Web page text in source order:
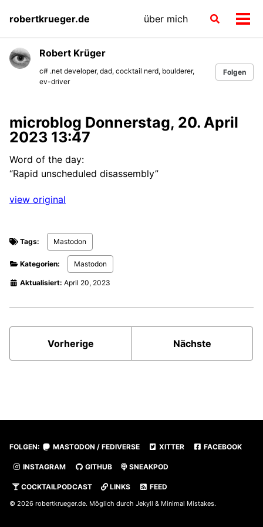
primary
navigation
content
footer
robertkrueger.de über mich
Toggle
Robert Krüger
c# .net developer, dad, cocktail nerd, boulderer,
ev-driver
Folgen
microblog Donnerstag, 20. April
2023 13:47
Word of the day:
“Rapid unscheduled disassembly”
view original
Tags: Mastodon
Kategorien: Mastodon
Aktualisiert: April 20, 2023
Vorherige Nächste
FOLGEN: MASTODON / FEDIVERSE XITTER FACEBOOK
INSTAGRAM GITHUB SNEAKPOD
COCKTAILPODCAST LINKS FEED
© 2026 robertkrueger.de. Möglich durch Jekyll & Minimal Mistakes.